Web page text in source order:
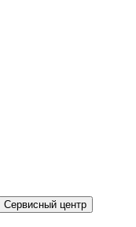
Сервисный центр